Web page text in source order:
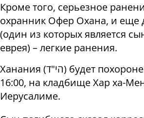
Кроме того, серьезное
охранник Офер Охана, и еще
(один из которых является
еврея) – легкие ранения.
Ханания (הי"ד) будет похоронен сегодня, в
16:00, на кладбище Хар ха-
Иерусалиме.